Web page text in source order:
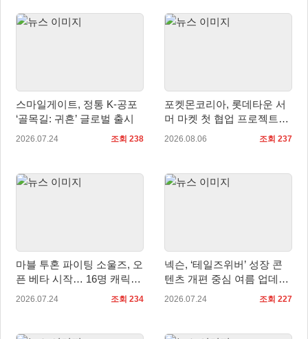
스마일게이트, 정통 K-공포
‘골목길: 귀흔’ 글로벌 출시
2026.07.24 조회 238
포켓몬코리아, 롯데타운 서
머 마켓 첫 협업 프로젝트
‘포켓몬 별빛낙원’ 개최
2026.08.06 조회 237
마블 투혼 파이팅 소울즈, 오
픈 베타 시작… 16명 캐릭터
공개
2026.07.24 조회 234
넥슨, ‘테일즈위버’ 성장 콘
텐츠 개편 중심 여름 업데이
트 실시
2026.07.24 조회 227